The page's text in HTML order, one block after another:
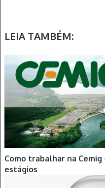
LEIA TAMBÉM:
Como trabalhar na Cemig
estágios